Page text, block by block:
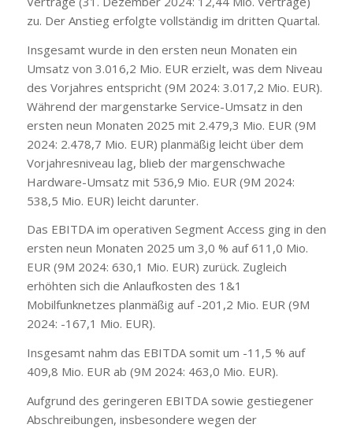
zu. Der Anstieg erfolgte vollständig im dritten Quartal.
Insgesamt wurde in den ersten neun Monaten ein
Umsatz von 3.016,2 Mio. EUR erzielt, was dem Niveau
des Vorjahres entspricht (9M 2024: 3.017,2 Mio. EUR).
Während der margenstarke Service-Umsatz in den
ersten neun Monaten 2025 mit 2.479,3 Mio. EUR (9M
2024: 2.478,7 Mio. EUR) planmäßig leicht über dem
Vorjahresniveau lag, blieb der margenschwache
Hardware-Umsatz mit 536,9 Mio. EUR (9M 2024:
538,5 Mio. EUR) leicht darunter.
Das EBITDA im operativen Segment Access ging in den
ersten neun Monaten 2025 um 3,0 % auf 611,0 Mio.
EUR (9M 2024: 630,1 Mio. EUR) zurück. Zugleich
erhöhten sich die Anlaufkosten des 1&1
Mobilfunknetzes planmäßig auf -201,2 Mio. EUR (9M
2024: -167,1 Mio. EUR).
Insgesamt nahm das EBITDA somit um -11,5 % auf
409,8 Mio. EUR ab (9M 2024: 463,0 Mio. EUR).
Aufgrund des geringeren EBITDA sowie gestiegener
Abschreibungen, insbesondere wegen der